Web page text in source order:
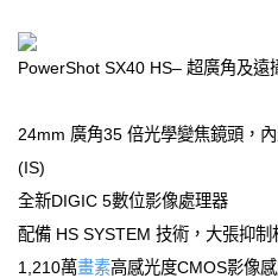
PowerShot SX40 HS– 超廣角及遠
24mm 廣角35 倍光學變焦鏡頭，
(IS)
全新DIGIC 5數位影像處理器
配備 HS SYSTEM 技術，大張抑制
1,210萬畫素高感光度CMOS影像